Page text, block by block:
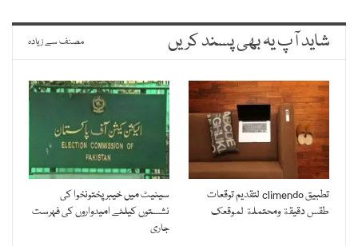
شاید آپ یہ بھی پسند کریں مصنف سے زیادہ
تطبيق climendo لتقديم توقعات
طقس دقيقة ومحتملة لموقعك
سینیٹ میں خیبرپختونخوا کی
نشستوں کیلئے امیدواروں کی فہرست
جاری